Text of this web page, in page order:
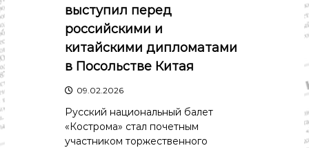
ь
у
р
а
,
р
т
выступил перед
российскими и
китайскими дипломатами
в Посольстве Китая
09.02.2026
Русский национальный балет
«Кострома» стал почетным
участником торжественного